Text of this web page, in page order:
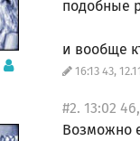
подобные
и вообще
16:13 43,
#2. 13:02
Возможно